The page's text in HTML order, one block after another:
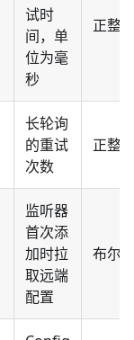
试时
间，单
位为毫
秒
正整
长轮询
的重试
次数
正整
监听器
首次添
加时拉
取远端
配置
布尔